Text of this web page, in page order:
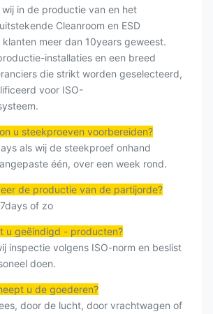
in de productie van en het
Cleanroom en ESD
meer dan 10years geweest.
installaties en een breed
die strikt worden geselecteerd,
voor ISO-
u steekproeven voorbereiden?
als wij de steekproef onhand
één, over een week rond.
de productie van de partijorde?
of zo
u geëindigd - producten?
inspectie volgens ISO-norm en beslist
doen.
u de goederen?
door de lucht, door vrachtwagen of